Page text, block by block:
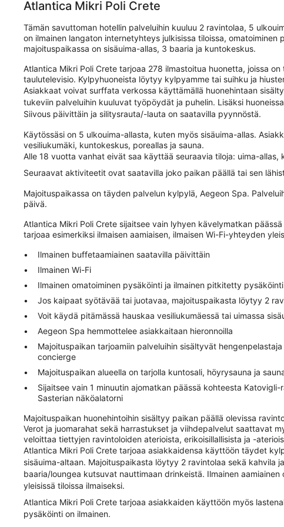
Atlantica Mikri Poli Crete
Tämän savuttoman hotellin palveluihin kuuluu 2 ravintolaa, 5
on ilmainen langaton internetyhteys julkisissa tiloissa,
majoituspaikassa on sisäuima-allas, 3 baaria ja kuntokeskus.
Atlantica Mikri Poli Crete tarjoaa 278 ilmastoitua huonetta, joissa
taulutelevisio. Kylpyhuoneista löytyy kylpyamme tai suihku ja
Asiakkaat voivat surffata verkossa käyttämällä huonehintaan
tukeviin palveluihin kuuluvat työpöydät ja puhelin. Lisäksi
Siivous päivittäin ja silitysrauta/-lauta on saatavilla pyynnöstä.
Käytössäsi on 5 ulkouima-allasta, kuten myös sisäuima-allas.
vesiliukumäki, kuntokeskus, poreallas ja sauna.
Alle 18 vuotta vanhat eivät saa käyttää seuraavia tiloja: uima-allas,
Seuraavat aktiviteetit ovat saatavilla joko paikan päällä tai sen
Majoituspaikassa on täyden palvelun kylpylä, Aegeon Spa.
päivä.
Atlantica Mikri Poli Crete sijaitsee vain lyhyen kävelymatkan
tarjoaa esimerkiksi ilmaisen aamiaisen, ilmaisen Wi-Fi-yhteyden
Ilmainen buffetaamiainen saatavilla päivittäin
Ilmainen Wi-Fi
Ilmainen omatoiminen pysäköinti ja ilmainen pitkitetty pysäköinti
Jos kaipaat syötävää tai juotavaa, majoituspaikasta löytyy 2
Voit käydä pitämässä hauskaa vesiliukumäessä tai uimassa
Aegeon Spa hemmottelee asiakkaitaan hieronnoilla
Majoituspaikan tarjoamiin palveluihin sisältyvät
concierge
Majoituspaikan alueella on tarjolla kuntosali, höyrysauna ja
Sijaitsee vain 1 minuutin ajomatkan päässä kohteesta
Sasterian näköalatorni
Majoituspaikan huonehintoihin sisältyy paikan päällä olevissa
Verot ja juomarahat sekä harrastukset ja viihdepalvelut saattavat
veloittaa tiettyjen ravintoloiden aterioista, erikoisillallisista ja -
Atlantica Mikri Poli Crete tarjoaa asiakkaidensa käyttöön täydet
sisäuima-altaan. Majoituspaikasta löytyy 2 ravintolaa sekä kahvila
baaria/loungea kutsuvat nauttimaan drinkeistä. Ilmainen
yleisissä tiloissa ilmaiseksi.
Atlantica Mikri Poli Crete tarjoaa asiakkaiden käyttöön myös
pysäköinti on ilmainen.